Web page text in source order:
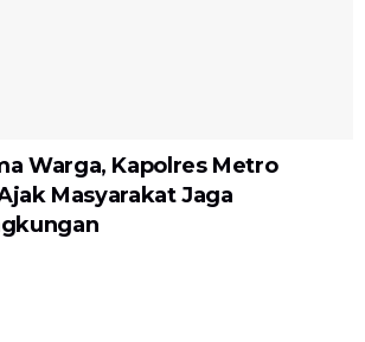
Warga, Kapolres Metro
Masyarakat Jaga